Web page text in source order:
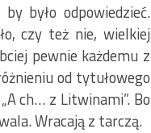
było odpowiedzieć.
czy też nie, wielkiej
pewnie każdemu z
od tytułowego
ch… z Litwinami”. Bo
Wracają z tarczą.